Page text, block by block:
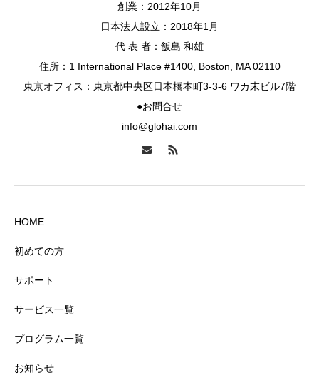
創業：2012年10月
日本法人設立：2018年1月
代 表 者：飯島 和雄
住所：1 International Place #1400, Boston, MA 02110
東京オフィス：東京都中央区日本橋本町3-3-6 ワカ末ビル7階
●お問合せ
info@glohai.com
HOME
初めての方
サポート
サービス一覧
プログラム一覧
お知らせ